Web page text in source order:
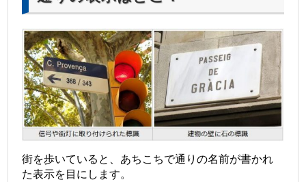
街を歩いていると、あちこちで通りの名前が書かれ
た表示を目にします。